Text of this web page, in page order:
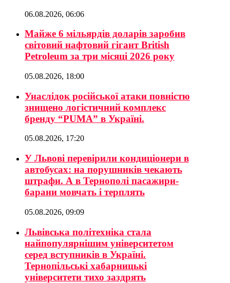
06.08.2026, 06:06
Майже 6 мільярдів доларів заробив
світовий нафтовий гігант British
Petroleum за три місяці 2026 року
05.08.2026, 18:00
Унаслідок російської атаки повністю
знищено логістичний комплекс
бренду “PUMA” в Україні.
05.08.2026, 17:20
У Львові перевірили кондиціонери в
автобусах: на порушників чекають
штрафи. А в Тернополі пасажири-
барани мовчать і терплять
05.08.2026, 09:09
Львівська політехніка стала
найпопулярнішим університетом
серед вступників в Україні.
Тернопільські хабарницькі
університети тихо заздрять